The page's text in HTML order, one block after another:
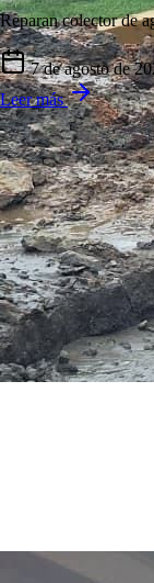
Reparan colector de
7 de agosto de
Leer más